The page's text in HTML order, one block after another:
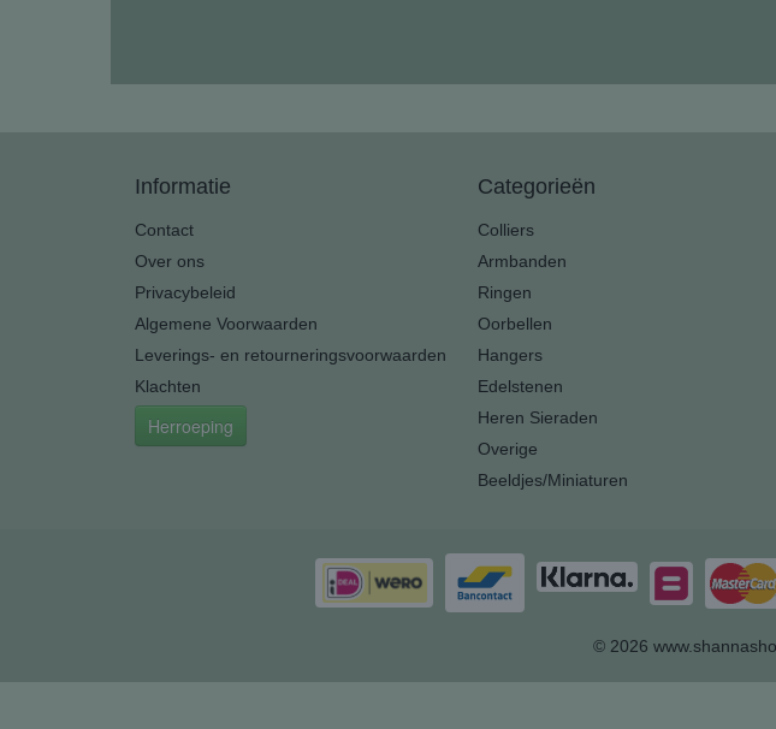
Informatie
Contact
Over ons
Privacybeleid
Algemene Voorwaarden
Leverings- en retourneringsvoorwaarden
Klachten
Herroeping
Categorieën
Colliers
Armbanden
Ringen
Oorbellen
Hangers
Edelstenen
Heren Sieraden
Overige
Beeldjes/Miniaturen
© 2026